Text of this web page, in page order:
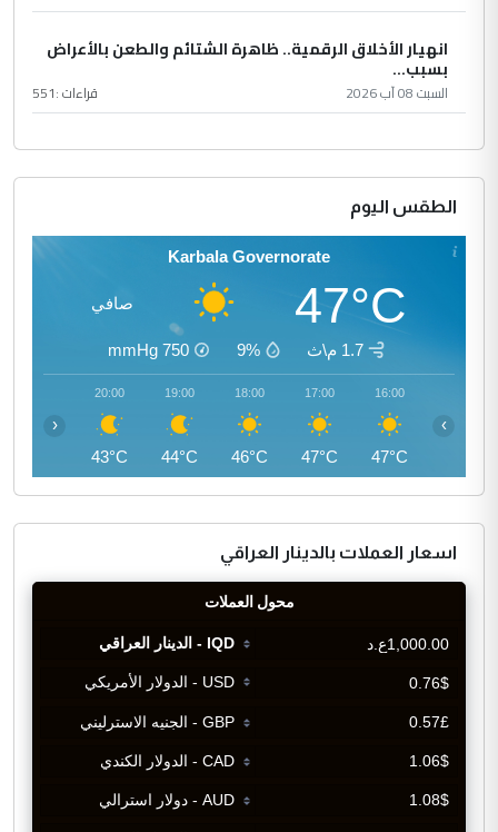
انهيار الأخلاق الرقمية.. ظاهرة الشتائم والطعن بالأعراض
بسبب...
السبت 08 آب 2026 قراءات :551
الطقس اليوم
Karbala Governorate
47°C صافي
1.7 م\ث 9%
750
mmHg
16:00
47°C
17:00
47°C
18:00
46°C
19:00
44°C
20:00
43°C
‹ ›
اسعار العملات بالدينار العراقي